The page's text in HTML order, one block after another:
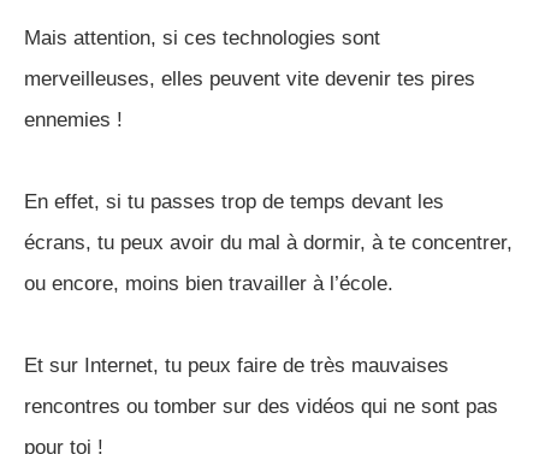
Mais attention, si ces technologies sont
merveilleuses, elles peuvent vite devenir tes pires
ennemies !
En effet, si tu passes trop de temps devant les
écrans, tu peux avoir du mal à dormir, à te concentrer,
ou encore, moins bien travailler à l’école.
Et sur Internet, tu peux faire de très mauvaises
rencontres ou tomber sur des vidéos qui ne sont pas
pour toi !